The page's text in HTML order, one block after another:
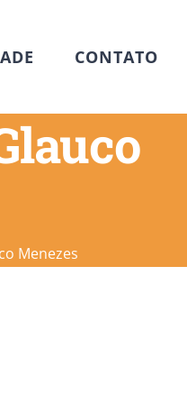
CONTATO
Menezes